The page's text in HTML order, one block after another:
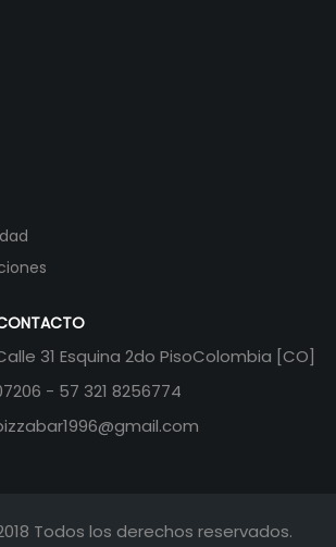
31 Esquina 2do PisoColombia [CO]
- 57 321 8256774
Todos los derechos reservados.